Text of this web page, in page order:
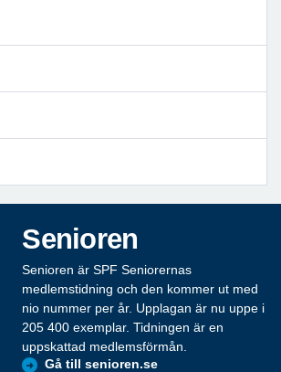
Senioren
Senioren är SPF Seniorernas
medlemstidning och den kommer ut med
nio nummer per år. Upplagan är nu uppe i
205 400 exemplar. Tidningen är en
uppskattad medlemsförmån.
Gå till senioren.se